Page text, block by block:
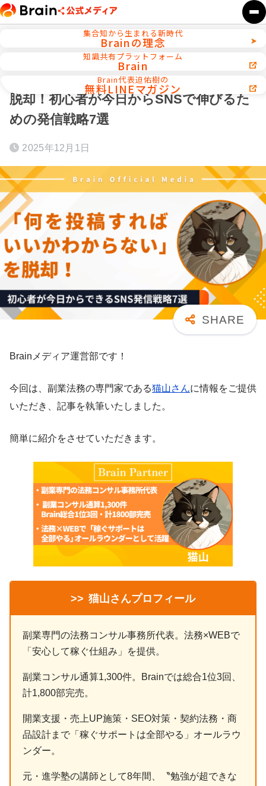
集合知から生まれる新時代
Brainの理念
知識共有プラットフォーム
Brain
Brain代表迫佑樹の
無料LINEマガジン
初心者向け副業スタート講座
「何を投稿すればいいかわからない」を
脱却！初心者が今日からSNSで伸びるた
めの発信戦略7選
2025年12月1日
Brainメディア運営部です！
今回は、副業法務の専門家である猫山さんに情報をご提供
いただき、記事を執筆いたしました。
簡単に紹介をさせていただきます。
>> 猫山さんプロフィール
副業専門の法務コンサル事務所代表。法務×WEBで
「安心して稼ぐ仕組み」を提供。
副業コンサル通算1,300件。Brainでは総合1位3回、
計1,800部完売。
開業支援・売上UP施策・SEO対策・契約法務・商
品設計まで「稼ぐサポートは全部やる」オールラウ
ンダー。
元・進学塾の講師として8年間、〝勉強が超できな